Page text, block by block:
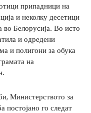
припадници на
и неколку десетици
Белорусија. Во исто
и одредени
и полигони за обука
на
Министерството за
постојано го следат